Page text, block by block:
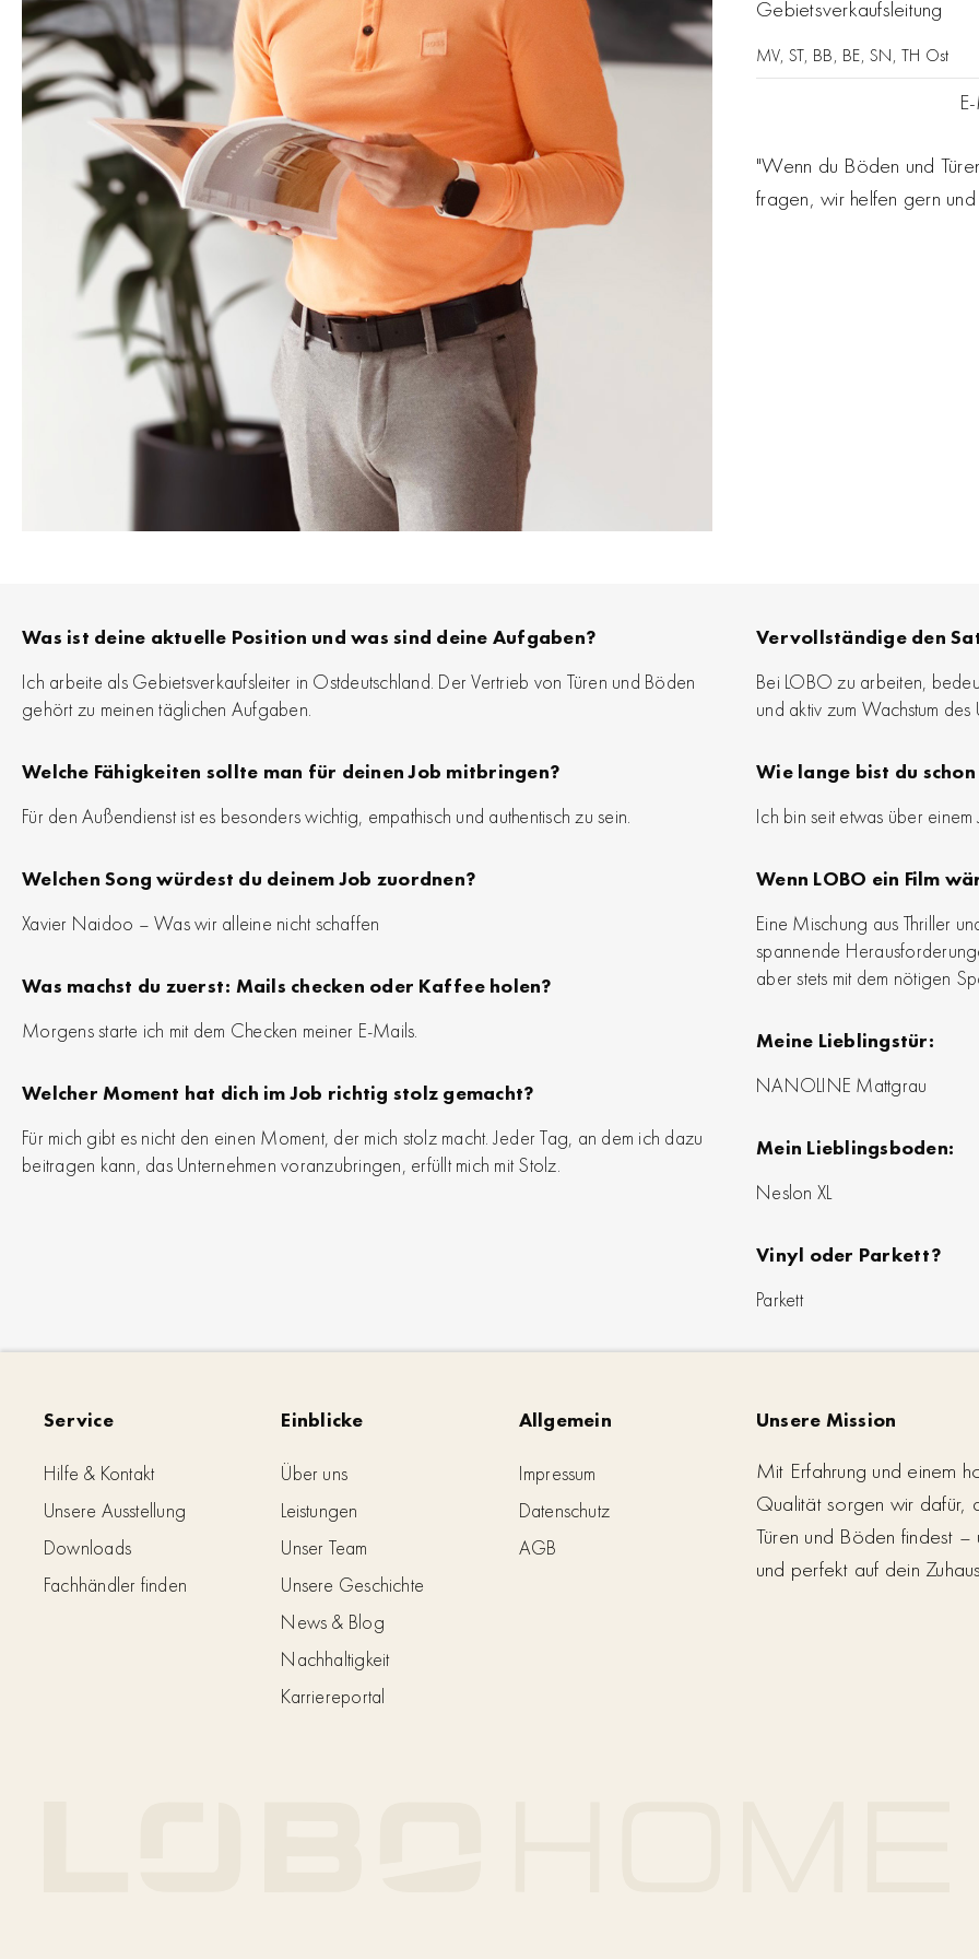
Gebietsverkaufsleitung
MV, ST, BB, BE, SN, TH Ost
"Wenn du Böden und
fragen, wir helfen gern
Was ist deine aktuelle Position und was sind deine Aufgaben?
Ich arbeite als Gebietsverkaufsleiter in Ostdeutschland. Der Vertrieb von Türen und Böden
gehört zu meinen täglichen Aufgaben.
Welche Fähigkeiten sollte man für deinen Job mitbringen?
Für den Außendienst ist es besonders wichtig, empathisch und authentisch zu sein.
Welchen Song würdest du deinem Job zuordnen?
Xavier Naidoo – Was wir alleine nicht schaffen
Was machst du zuerst: Mails checken oder Kaffee holen?
Morgens starte ich mit dem Checken meiner E-Mails.
Welcher Moment hat dich im Job richtig stolz gemacht?
Für mich gibt es nicht den einen Moment, der mich stolz macht. Jeder Tag, an dem ich dazu
beitragen kann, das Unternehmen voranzubringen, erfüllt mich mit Stolz.
Vervollständige den
Bei LOBO zu arbeiten,
und aktiv zum Wachstum
Wie lange bist du schon
Ich bin seit etwas über
Wenn LOBO ein Film
Eine Mischung aus Thriller
spannende
aber stets mit dem nötigen
Meine Lieblingstür:
NANOLINE Mattgrau
Mein Lieblingsboden:
Neslon XL
Vinyl oder Parkett?
Parkett
Service
Hilfe & Kontakt
Unsere Ausstellung
Downloads
Fachhändler finden
Einblicke
Über uns
Leistungen
Unser Team
Unsere Geschichte
News & Blog
Nachhaltigkeit
Karriereportal
Allgemein
Impressum
Datenschutz
AGB
Unsere Mission
Mit Erfahrung und einem
Qualität sorgen wir dafür,
Türen und Böden findest
und perfekt auf dein